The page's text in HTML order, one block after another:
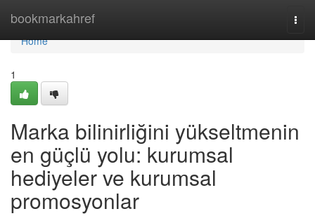
bookmarkahref
Home
Home
1
Marka bilinirliğini yükseltmenin
en güçlü yolu: kurumsal
hediyeler ve kurumsal
promosyonlar